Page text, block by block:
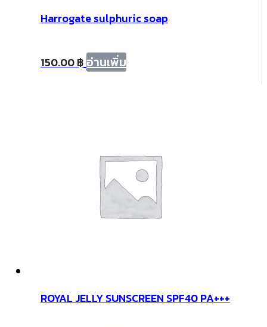
Harrogate sulphuric soap
150.00฿ อ่านเพิ่ม
ROYAL JELLY SUNSCREEN SPF40 PA+++